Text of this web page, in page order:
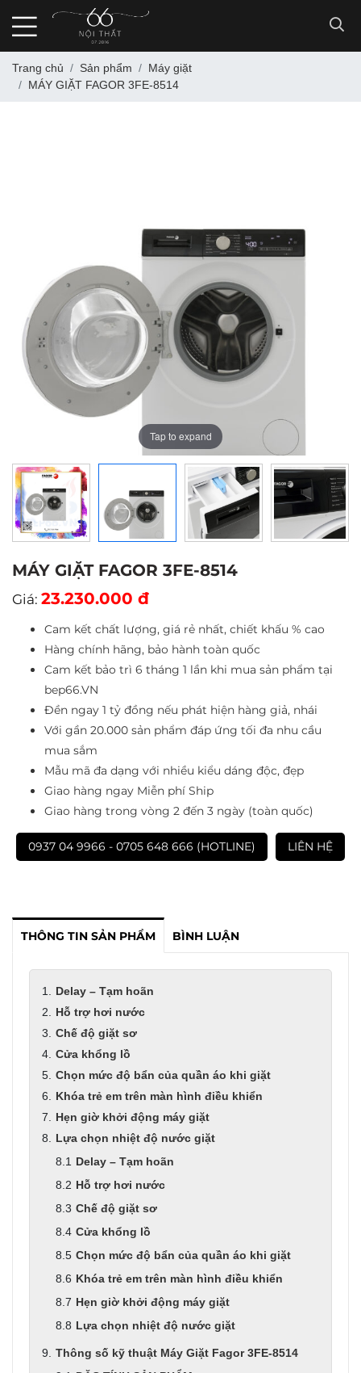
Trang chủ Sản phẩm
Máy giặt
MÁY GIẶT FAGOR 3FE-8514
Tap to expand
Tap to expand
Tap to expand
Tap to expand
MÁY GIẶT FAGOR 3FE-8514
Giá: 23.230.000 đ
Cam kết chất lượng, giá rẻ nhất, chiết khấu % cao
Hàng chính hãng, bảo hành toàn quốc
Cam kết bảo trì 6 tháng 1 lần khi mua sản phẩm tại
bep66.VN
Đền ngay 1 tỷ đồng nếu phát hiện hàng giả, nhái
Với gần 20.000 sản phẩm đáp ứng tối đa nhu cầu
mua sắm
Mẫu mã đa dạng với nhiều kiểu dáng độc, đẹp
Giao hàng ngay Miễn phí Ship
Giao hàng trong vòng 2 đến 3 ngày (toàn quốc)
0937 04 9966 - 0705 648 666 (HOTLINE) LIÊN HỆ
THÔNG TIN SẢN PHẨM BÌNH LUẬN
Delay – Tạm hoãn
Hỗ trợ hơi nước
Chế độ giặt sơ
Cửa khổng lồ
Chọn mức độ bẩn của quần áo khi giặt
Khóa trẻ em trên màn hình điều khiển
Hẹn giờ khởi động máy giặt
Lựa chọn nhiệt độ nước giặt
Delay – Tạm hoãn
Hỗ trợ hơi nước
Chế độ giặt sơ
Cửa khổng lồ
Chọn mức độ bẩn của quần áo khi giặt
Khóa trẻ em trên màn hình điều khiển
Hẹn giờ khởi động máy giặt
Lựa chọn nhiệt độ nước giặt
Thông số kỹ thuật Máy Giặt Fagor 3FE-8514